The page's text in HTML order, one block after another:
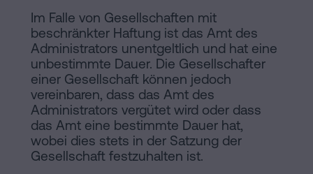
den
sozialen
Netzwerken
Im Falle von Gesellschaften mit
beschränkter Haftung ist das Amt des
Administrators unentgeltlich und hat eine
unbestimmte Dauer. Die Gesellschafter
einer Gesellschaft können jedoch
vereinbaren, dass das Amt des
Administrators vergütet wird oder dass
das Amt eine bestimmte Dauer hat,
wobei dies stets in der Satzung der
Gesellschaft festzuhalten ist.